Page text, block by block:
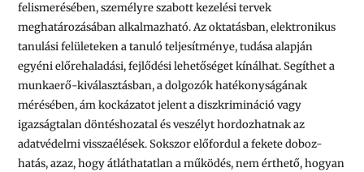
felismerésében, személyre szabott kezelési tervek
meghatározásában alkalmazható. Az oktatásban, elektronikus
tanulási felületeken a tanuló teljesítménye, tudása alapján
egyéni előrehaladási, fejlődési lehetőséget kínálhat. Segíthet a
munkaerő-kiválasztásban, a dolgozók hatékonyságának
mérésében, ám kockázatot jelent a diszkrimináció vagy
igazságtalan döntéshozatal és veszélyt hordozhatnak az
adatvédelmi visszaélések. Sokszor előfordul a fekete doboz-
hatás, azaz, hogy átláthatatlan a működés, nem érthető, hogyan